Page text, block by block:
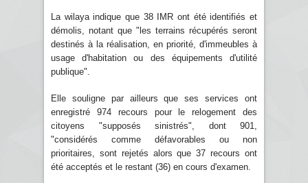
La wilaya indique que 38 IMR ont été identifiés et
démolis, notant que "les terrains récupérés seront
destinés à la réalisation, en priorité, d'immeubles à
usage d'habitation ou des équipements d'utilité
publique".
Elle souligne par ailleurs que ses services ont
enregistré 974 recours pour le relogement des
citoyens "supposés sinistrés", dont 901,
"considérés comme défavorables ou non
prioritaires, sont rejetés alors que 37 recours ont
été acceptés et le restant (36) en cours d'examen.